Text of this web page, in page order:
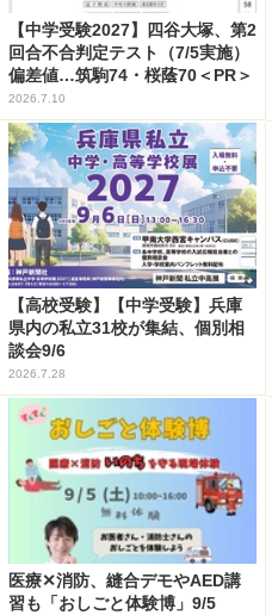
【中学受験2027】四谷大塚、第2
回合不合判定テスト（7/5実施）
偏差値…筑駒74・桜蔭70＜PR＞
2026.7.10
【高校受験】【中学受験】兵庫
県内の私立31校が集結、個別相
談会9/6
2026.7.28
医療✕消防、縫合デモやAED講
習も「おしごと体験博」9/5